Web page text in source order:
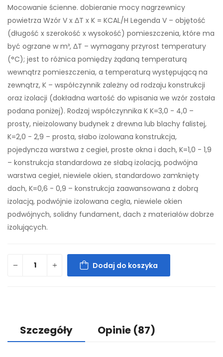
Mocowanie ścienne. dobieranie mocy nagrzewnicy
powietrza Wzór V x ΔT x K = KCAL/H Legenda V – objętość
(długość x szerokość x wysokość) pomieszczenia, które ma
być ogrzane w m³, ΔT – wymagany przyrost temperatury
(°C); jest to różnica pomiędzy żądaną temperaturą
wewnątrz pomieszczenia, a temperaturą występującą na
zewnątrz, K – współczynnik zależny od rodzaju konstrukcji
oraz izolacji (dokładna wartość do wpisania we wzór została
podana poniżej). Rodzaj współczynnika K K=3,0 - 4,0 –
prosty, nieizolowany budynek z drewna lub blachy falistej,
K=2,0 - 2,9 – prosta, słabo izolowana konstrukcja,
pojedyncza warstwa z cegieł, proste okna i dach, K=1,0 - 1,9
– konstrukcja standardowa ze słabą izolacją, podwójna
warstwa cegieł, niewiele okien, standardowo zamknięty
dach, K=0,6 - 0,9 – konstrukcja zaawansowana z dobrą
izolacją, podwójnie izolowana cegła, niewiele okien
podwójnych, solidny fundament, dach z materiałów dobrze
izolujących.
Dodaj do koszyka
Szczegóły Opinie (87)